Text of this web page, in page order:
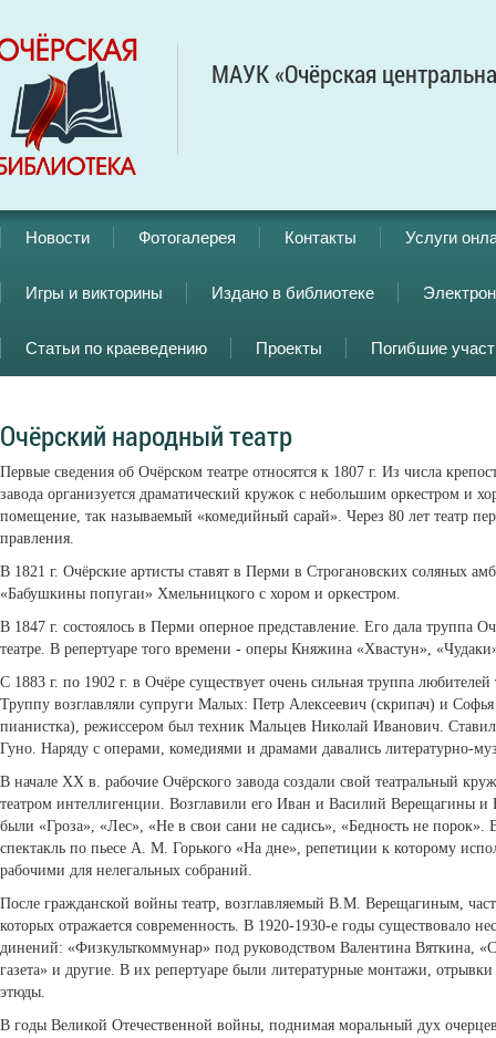
МАУК «Очёрская
Новости Фотогалерея Контакты Услуги
Игры и викторины Издано в библиотеке
Статьи по краеведению Проекты Погибшие
Очёрский народный театр
Первые сведения об Очёрском театре относятся к 1807 г. Из числа
завода организуется драматический кружок с небольшим оркестром и
помещение, так называемый «комедийный сарай». Через 80 лет театр
правления.
В 1821 г. Очёрские артисты ставят в Перми в Строгановских соляных
«Бабушкины попугаи» Хмельницко­го с хором и оркестром.
В 1847 г. состоялось в Перми оперное представление. Его дала труппа
театре. В репертуаре того времени - оперы Княжина «Хвастун»,
С 1883 г. по 1902 г. в Очёре существует очень сильная труппа
Труппу возглавляли супруги Малых: Петр Алексеевич (скрипач) и Софья
пианистка), режиссером был техник Мальцев Николай Иванович.
Гуно. Наряду с операми, комедиями и драмами давались литературно-
В начале XX в. рабочие Очёрского завода создали свой театральный
театром интеллигенции. Возгла­вили его Иван и Василий Верещагины
были «Гроза», «Лес», «Не в свои сани не садись», «Бедность не порок».
спектакль по пьесе А. М. Горького «На дне», репетиции к которому
рабочими для нелегальных собраний.
После гражданской войны театр, возглавляемый В.М. Верещагиным,
которых отражается современность. В 1920-1930-е годы существовало
динений: «Физкульткоммунар» под руководством Валентина Вяткина,
газета» и другие. В их репертуаре были литературные монтажи,
этюды.
В годы Великой Отечественной войны, поднимая моральный дух